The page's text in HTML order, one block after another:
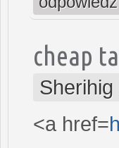
cheap
<a href=